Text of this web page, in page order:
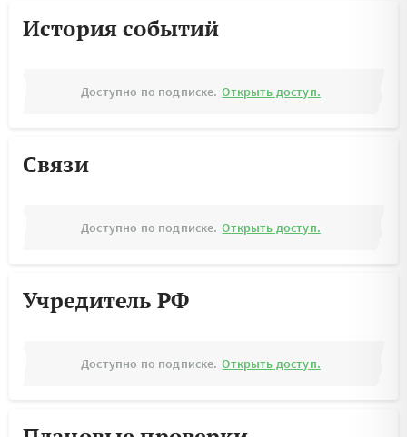
История событий
Доступно по подписке. Открыть доступ.
Связи
Доступно по подписке. Открыть доступ.
Учредитель РФ
Доступно по подписке. Открыть доступ.